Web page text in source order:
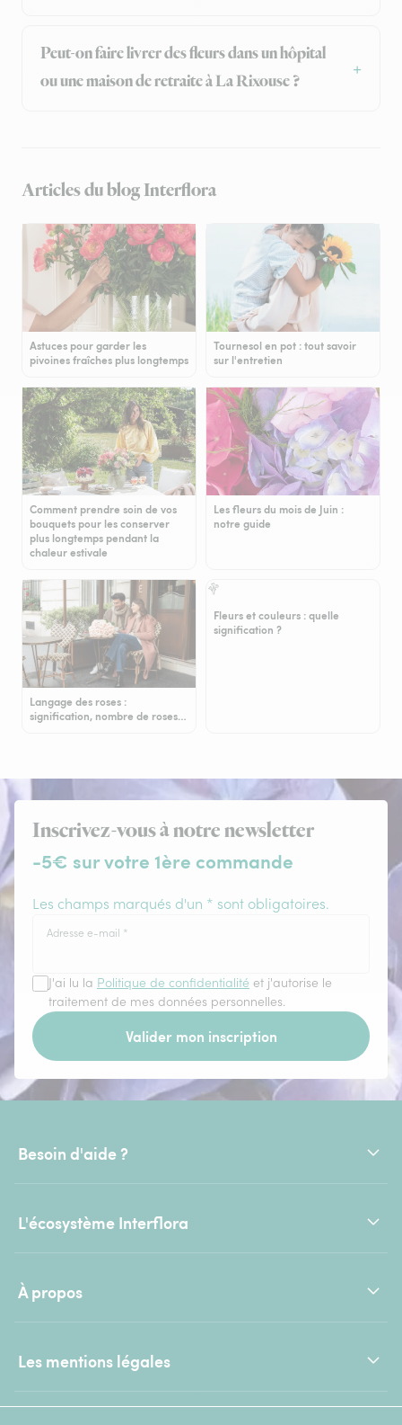
Peut-on faire livrer des fleurs dans un hôpital
ou une maison de retraite à La Rixouse ?
Articles du blog Interflora
Astuces pour garder les
pivoines fraîches plus longtemps
Tournesol en pot : tout savoir
sur l'entretien
Comment prendre soin de vos
bouquets pour les conserver
plus longtemps pendant la
chaleur estivale
Les fleurs du mois de Juin :
notre guide
Langage des roses :
signification, nombre de roses…
Fleurs et couleurs : quelle
signification ?
Inscrivez-vous à notre newsletter
-5€ sur votre 1ère commande
Les champs marqués d'un * sont obligatoires.
Adresse e-mail *
J'ai lu la Politique de confidentialité et j'autorise le
traitement de mes données personnelles.
Valider mon inscription
Besoin d'aide ?
L'écosystème Interflora
À propos
Les mentions légales